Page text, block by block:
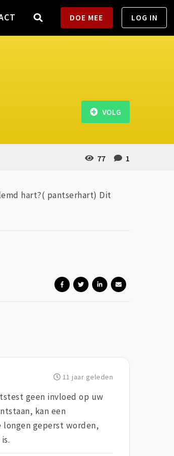
DOE MEE LOG IN
77 1
VOLG
hart?( pantserhart) Dit
11 jaar geleden
geen invloed op uw
kan een
longen geperst worden,